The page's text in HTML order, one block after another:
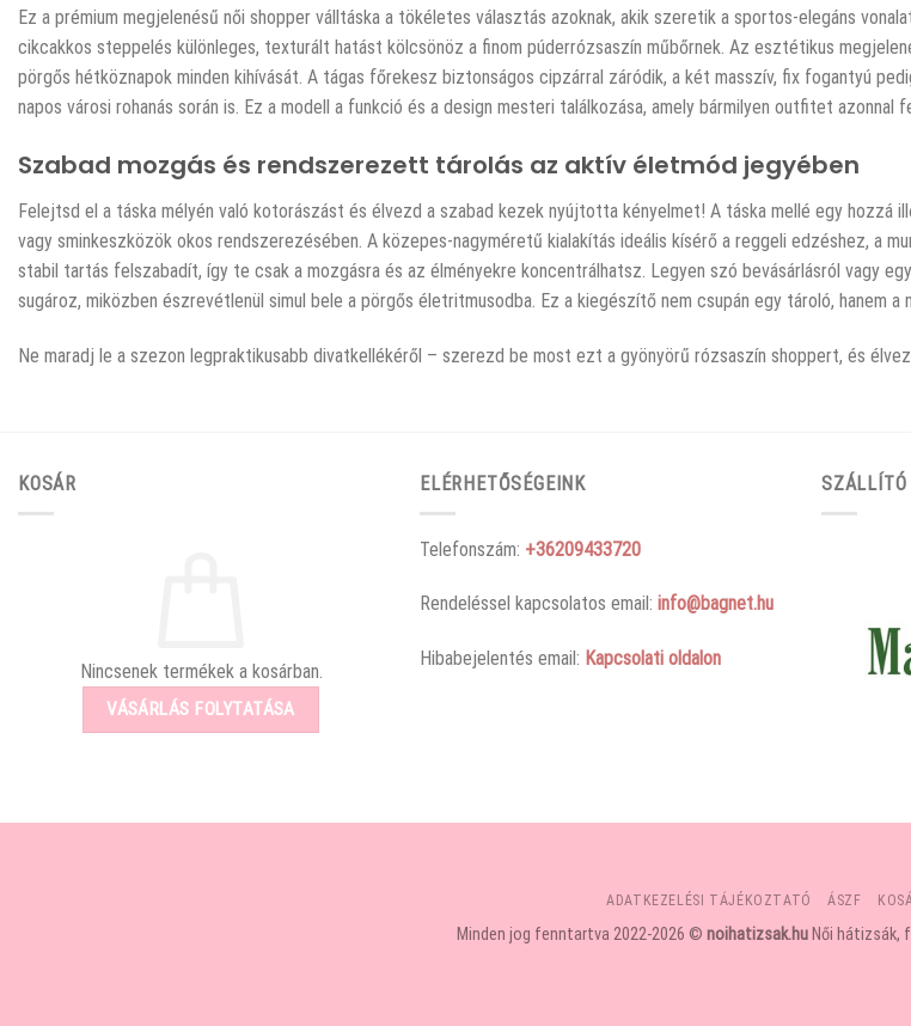
Ez a prémium megjelenésű női shopper válltáska a tökéletes választás azoknak, akik szeretik a sportos-elegáns
cikcakkos steppelés különleges, texturált hatást kölcsönöz a finom púderrózsaszín műbőrnek. Az esztétikus
pörgős hétköznapok minden kihívását. A tágas főrekesz biztonságos cipzárral záródik, a két masszív, fix fogantyú
napos városi rohanás során is. Ez a modell a funkció és a design mesteri találkozása, amely bármilyen outfitet
Szabad mozgás és rendszerezett tárolás az aktív életmód jegyében
Felejtsd el a táska mélyén való kotorászást és élvezd a szabad kezek nyújtotta kényelmet! A táska mellé egy
vagy sminkeszközök okos rendszerezésében. A közepes-nagyméretű kialakítás ideális kísérő a reggeli edzéshez, a
stabil tartás felszabadít, így te csak a mozgásra és az élményekre koncentrálhatsz. Legyen szó bevásárlásról vagy
sugároz, miközben észrevétlenül simul bele a pörgős életritmusodba. Ez a kiegészítő nem csupán egy tároló, hanem a
Ne maradj le a szezon legpraktikusabb divatkellékéről – szerezd be most ezt a gyönyörű rózsaszín shoppert, és
KOSÁR
Nincsenek termékek a kosárban.
VÁSÁRLÁS FOLYTATÁSA
ELÉRHETŐSÉGEINK
Telefonszám: +36209433720
Rendeléssel kapcsolatos email: info@bagnet.hu
Hibabejelentés email: Kapcsolati oldalon
SZÁLLÍTÓ
ADATKEZELÉSI TÁJÉKOZTATÓ ÁSZF
Minden jog fenntartva 2022-2026 © noihatizsak.huNői hátizsák,